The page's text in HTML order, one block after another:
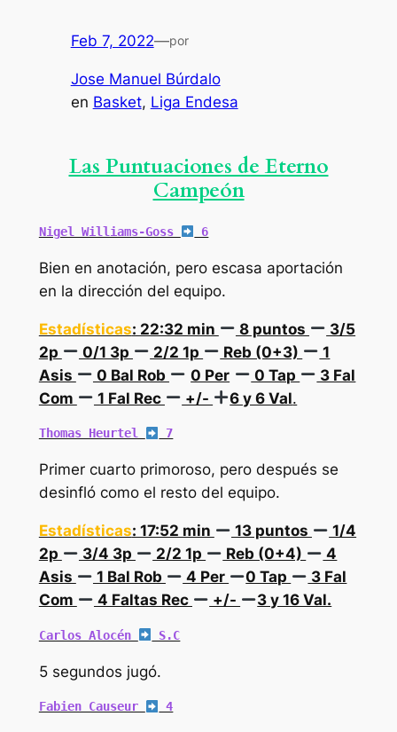
Feb 7, 2022—por
Jose Manuel Búrdalo
en Basket, Liga Endesa
Las Puntuaciones de Eterno
Campeón
Nigel Williams-Goss 6
Bien en anotación, pero escasa aportación
en la dirección del equipo.
Estadísticas: 22:32 min 8 puntos
3/5
2p
0/1 3p 2/2 1p Reb (0+3)
1
Asis
0 Bal Rob 0 Per 0 Tap
3 Fal
Com
1 Fal Rec +/- 6 y 6 Val.
Thomas Heurtel 7
Primer cuarto primoroso, pero después se
desinfló como el resto del equipo.
Estadísticas: 17:52 min 13 puntos
1/4
2p
3/4 3p 2/2 1p Reb (0+4)
4
Asis
1 Bal Rob 4 Per 0 Tap
3 Fal
Com
4 Faltas Rec +/- 3 y 16 Val.
Carlos Alocén S.C
5 segundos jugó.
Fabien Causeur 4